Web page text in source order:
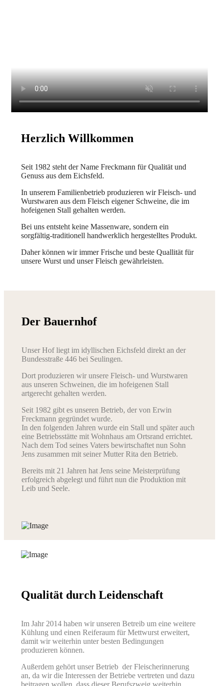
Herzlich Willkommen
Seit 1982 steht der Name Freckmann für Qualität und
Genuss aus dem Eichsfeld.
In unserem Familienbetrieb produzieren wir Fleisch- und
Wurstwaren aus dem Fleisch eigener Schweine, die im
hofeigenen Stall gehalten werden.
Bei uns entsteht keine Massenware, sondern ein
sorgfältig-traditionell handwerklich hergestelltes Produkt.
Daher können wir immer Frische und beste Quallität für
unsere Wurst und unser Fleisch gewährleisten.
Der Bauernhof
Unser Hof liegt im idyllischen Eichsfeld direkt an der
Bundesstraße 446 bei Seulingen.
Dort produzieren wir unsere Fleisch- und Wurstwaren
aus unseren Schweinen, die im hofeigenen Stall
artgerecht gehalten werden.
Seit 1982 gibt es unseren Betrieb, der von Erwin
Freckmann gegründet wurde.
In den folgenden Jahren wurde ein Stall und später auch
eine Betriebsstätte mit Wohnhaus am Ortsrand errichtet.
Nach dem Tod seines Vaters bewirtschaftet nun Sohn
Jens zusammen mit seiner Mutter Rita den Betrieb.
Bereits mit 21 Jahren hat Jens seine Meisterprüfung
erfolgreich abgelegt und führt nun die Produktion mit
Leib und Seele.
Qualität durch Leidenschaft
Im Jahr 2014 haben wir unseren Betreib um eine weitere
Kühlung und einen Reiferaum für Mettwurst erweitert,
damit wir weiterhin unter besten Bedingungen
produzieren können.
Außerdem gehört unser Betrieb der Fleischerinnerung
an, da wir die Interessen der Betriebe vertreten und dazu